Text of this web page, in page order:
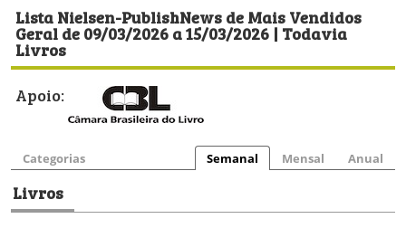
Lista Nielsen-PublishNews de Mais Vendidos
Geral de 09/03/2026 a 15/03/2026 | Todavia
Livros
Apoio:
Categorias Semanal Mensal Anual
Livros